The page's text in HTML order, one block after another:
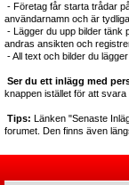
- Företag får starta trådar
användarnamn och är
- Lägger du upp bilder tänk
andras ansikten och
- All text och bilder du
Ser du ett inlägg med
knappen istället för att svara
Tips: Länken "Senaste
forumet. Den finns även